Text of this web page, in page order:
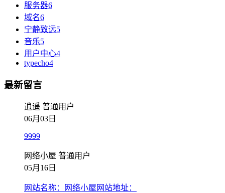
服务器6
域名6
宁静致远5
音乐5
用户中心4
typecho4
最新留言
逍遥 普通用户
06月03日
9999
网络小屋 普通用户
05月16日
网站名称：网络小屋网站地址：